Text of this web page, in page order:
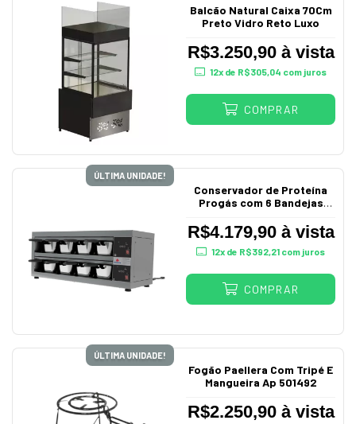
Balcão Natural Caixa 70Cm
Preto Vidro Reto Luxo
R$3.250,90 à vista
12x de R$305,04 com juros
COMPRAR
ÚLTIMA UNIDADE!
Conservador de Proteína
Progás com 6 Bandejas
R$4.179,90 à vista
12x de R$392,21 com juros
COMPRAR
ÚLTIMA UNIDADE!
Fogão Paellera Com Tripé E
Mangueira Ap 501492
R$2.250,90 à vista